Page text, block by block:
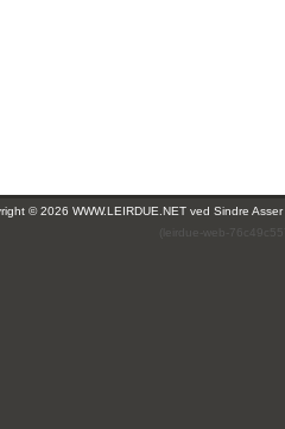
© 2026 WWW.LEIRDUE.NET ved Sindre
(leirdue-web-